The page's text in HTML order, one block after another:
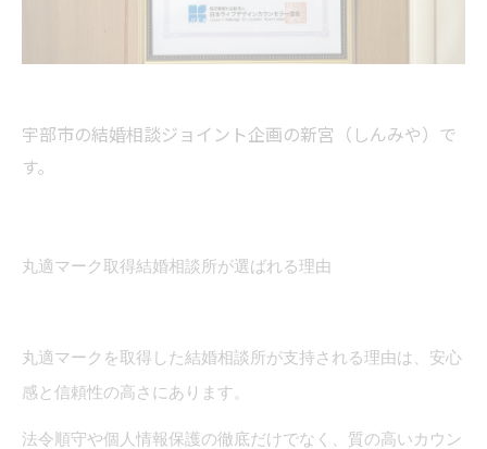
宇部市の結婚相談ジョイント企画の新宮（しんみや）で
す。
丸適マーク取得結婚相談所が選ばれる理由
丸適マークを取得した結婚相談所が支持される理由は、安心
感と信頼性の高さにあります。
法令順守や個人情報保護の徹底だけでなく、質の高いカウン